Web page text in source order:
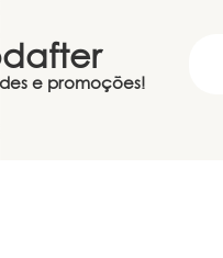
e promoções!